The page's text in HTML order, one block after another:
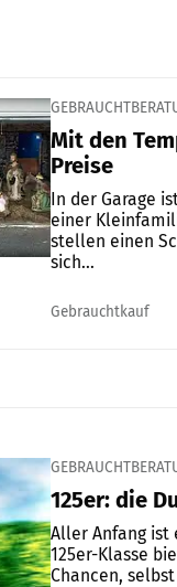
Mit den
Preise
In der Garage
einer
stellen einen
sich...
Gebrauchtkauf
125er: die
Aller Anfang ist
125er-Klasse
Chancen,